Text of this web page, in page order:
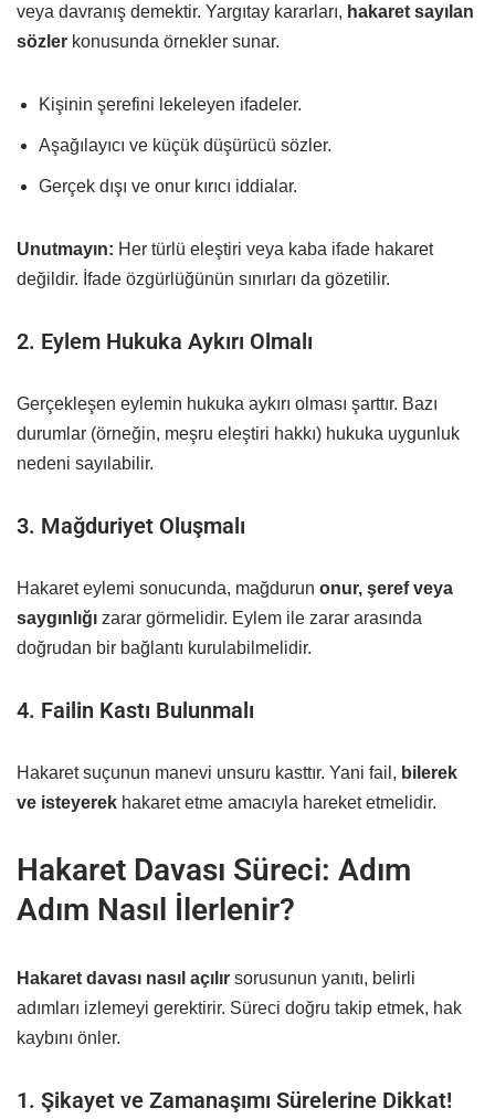
veya davranış demektir. Yargıtay kararları, hakaret sayılan
sözler konusunda örnekler sunar.
Kişinin şerefini lekeleyen ifadeler.
Aşağılayıcı ve küçük düşürücü sözler.
Gerçek dışı ve onur kırıcı iddialar.
Unutmayın: Her türlü eleştiri veya kaba ifade hakaret
değildir. İfade özgürlüğünün sınırları da gözetilir.
2. Eylem Hukuka Aykırı Olmalı
Gerçekleşen eylemin hukuka aykırı olması şarttır. Bazı
durumlar (örneğin, meşru eleştiri hakkı) hukuka uygunluk
nedeni sayılabilir.
3. Mağduriyet Oluşmalı
Hakaret eylemi sonucunda, mağdurun onur, şeref veya
saygınlığı zarar görmelidir. Eylem ile zarar arasında
doğrudan bir bağlantı kurulabilmelidir.
4. Failin Kastı Bulunmalı
Hakaret suçunun manevi unsuru kasttır. Yani fail, bilerek
ve isteyerek hakaret etme amacıyla hareket etmelidir.
Hakaret Davası Süreci: Adım
Adım Nasıl İlerlenir?
Hakaret davası nasıl açılır sorusunun yanıtı, belirli
adımları izlemeyi gerektirir. Süreci doğru takip etmek, hak
kaybını önler.
1. Şikayet ve Zamanaşımı Sürelerine Dikkat!